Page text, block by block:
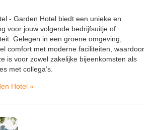
- Garden Hotel biedt een unieke en
voor jouw volgende bedrijfsuitje of
Gelegen in een groene omgeving,
comfort met moderne faciliteiten, waardoor
is voor zowel zakelijke bijeenkomsten als
met collega’s.
Hotel »